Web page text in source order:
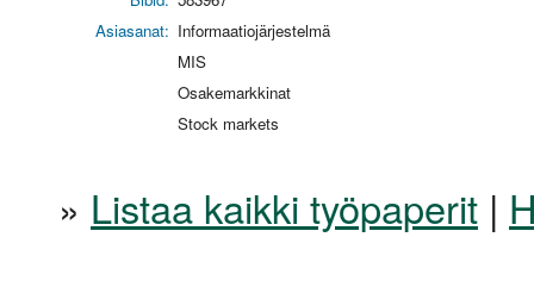
Asiasanat: Informaatiojärjestelmä
MIS
Osakemarkkinat
Stock markets
» Listaa kaikki työpaperit |